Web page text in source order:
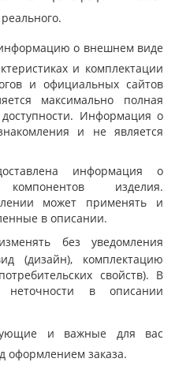
о внешнем виде
и комплектации
и официальных сайтов
максимально полная
Информация о
и не является
информация о
изделия.
может применять и
в описании.
без уведомления
(дизайн), комплектацию
свойств). В
в описании
и важные для вас
оформлением заказа.